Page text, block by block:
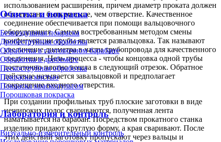
Очистка и покраска
Безвоздушная покраска
Дробеструйная обработка
Обработка в галтовочном барабане
Обработка в дробемёте
Пескоструйная обработка
Покраска кистью
Покраска краскопультом
Порошковая покраска
Лаборатория и контроль
Визуально-измерительный контроль
использованием расширения, причем диаметр проката должен
обязательно быть меньше, чем отверстие. Качественное
соединение обеспечивается при помощи вальцовочного
оборудования. Самым востребованным методом смены
конфигурации трубы является развальцовка. Так называют
увеличение диаметра в части трубопровода для качественного
соединения. Цель процесса - чтобы концовка одной трубы
достаточно плотно вошла в следующий отрезок. Обратное
действие называется завальцовкой и предполагает
сокращение входного отверстия.
При создании профильных труб плоские заготовки в виде
нешироких полос свариваются, полученная лента
наматывается на барабан. Посредством прокатного станка
изделию придают круглую форму, а края сваривают. После
этих действий заготовку пропускают через вальцы и